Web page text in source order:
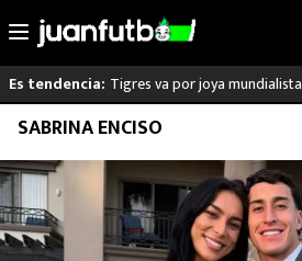
Saltar
contenido
Es tendencia: Tigres va por joya mundialista
LO ÚLTIMO
LIGA MX
RAYADOS
SABRINA ENCISO